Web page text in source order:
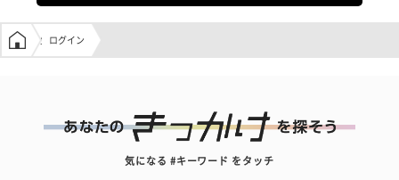
学生の窓口トップ
ログイン
気になる #キーワード をタッチ